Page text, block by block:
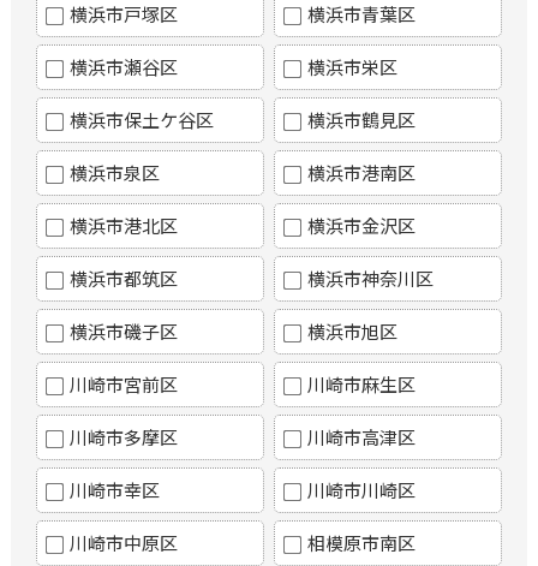
横浜市戸塚区 横浜市青葉区
横浜市瀬谷区 横浜市栄区
横浜市保土ケ谷区 横浜市鶴見区
横浜市泉区 横浜市港南区
横浜市港北区 横浜市金沢区
横浜市都筑区 横浜市神奈川区
横浜市磯子区 横浜市旭区
川崎市宮前区 川崎市麻生区
川崎市多摩区 川崎市高津区
川崎市幸区 川崎市川崎区
川崎市中原区 相模原市南区